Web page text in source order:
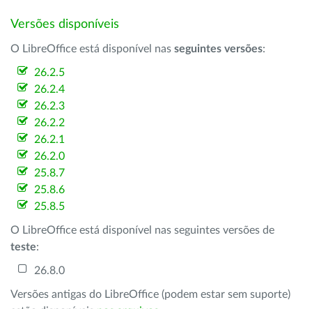
Versões disponíveis
O LibreOffice está disponível nas seguintes versões:
26.2.5
26.2.4
26.2.3
26.2.2
26.2.1
26.2.0
25.8.7
25.8.6
25.8.5
O LibreOffice está disponível nas seguintes versões de
teste:
26.8.0
Versões antigas do LibreOffice (podem estar sem suporte)